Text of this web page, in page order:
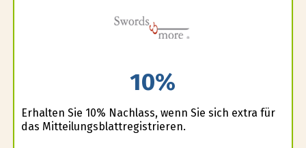
10%
Erhalten Sie 10% Nachlass, wenn Sie sich extra für
das Mitteilungsblattregistrieren.